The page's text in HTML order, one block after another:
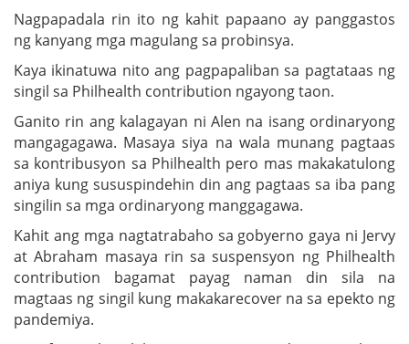
Nagpapadala rin ito ng kahit papaano ay panggastos
ng kanyang mga magulang sa probinsya.
Kaya ikinatuwa nito ang pagpapaliban sa pagtataas ng
singil sa Philhealth contribution ngayong taon.
Ganito rin ang kalagayan ni Alen na isang ordinaryong
mangagagawa. Masaya siya na wala munang pagtaas
sa kontribusyon sa Philhealth pero mas makakatulong
aniya kung sususpindehin din ang pagtaas sa iba pang
singilin sa mga ordinaryong manggagawa.
Kahit ang mga nagtatrabaho sa gobyerno gaya ni Jervy
at Abraham masaya rin sa suspensyon ng Philhealth
contribution bagamat payag naman din sila na
magtaas ng singil kung makakarecover na sa epekto ng
pandemiya.